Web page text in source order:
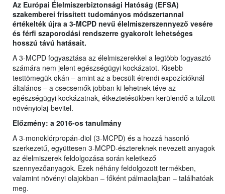
Az Európai Élelmiszerbiztonsági Hatóság (EFSA)
szakemberei frissített tudományos módszertannal
értékelték újra a 3-MCPD nevű élelmiszerszennyező vesére
és férfi szaporodási rendszerre gyakorolt lehetséges
hosszú távú hatásait.
A 3-MCPD fogyasztása az élelmiszerekkel a legtöbb fogyasztó
számára nem jelent egészségügyi kockázatot. Kisebb
testtömegük okán – amint az a becsült étrendi expozícióknál
általános – a csecsemők jobban ki lehetnek téve az
egészségügyi kockázatnak, étkeztetésükben kerülendő a túlzott
növényiolaj-bevitel.
Előzmény: a 2016-os tanulmány
A 3-monoklórpropán-diol (3-MCPD) és a hozzá hasonló
szerkezetű, együttesen 3-MCPD-észtereknek nevezett anyagok
az élelmiszerek feldolgozása során keletkező
szennyezőanyagok. Ezek néhány feldolgozott termékben,
valamint növényi olajokban – főként pálmaolajban – találhatóak
meg.